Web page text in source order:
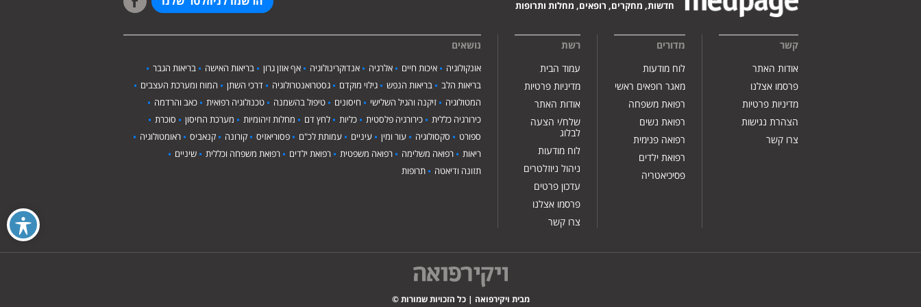
חדשות, מחקרים, רופאים, מחלות ותרופות
קשר
אודות האתר
פרסמו אצלנו
מדיניות פרטיות
הצהרת נגישות
צרו קשר
מדורים
לוח מודעות
מאגר רופאים ראשי
רפואת משפחה
רפואת נשים
רפואה פנימית
רפואת ילדים
פסיכיאטריה
רשת
עמוד הבית
מדיניות פרטיות
אודות האתר
שלח/י הצעה
לבלוג
לוח מודעות
ניהול ניוזלטרים
עדכון פרטים
פרסמו אצלנו
צרו קשר
נושאים
אונקולוגיה איכות חיים אלרגיה אנדוקרינולוגיה אף אוזן גרון בריאות האישה
בריאות הגבר
בריאות הלב
בריאות הנפש גילוי מוקדם גסטרואנטרולוגיה דרכי השתן
המוח ומערכת העצבים
המטולוגיה
זיקנה והגיל השלישי חיסונים טיפול בהשמנה טכנולוגיה רפואית
כאב והרדמה
כירורגיה כללית
כירורגיה פלסטית כליות לחץ דם מחלות זיהומיות מערכת החיסון
סוכרת
ספורט
סקסולוגיה עור ומין עיניים עמותת לכ"ם פסוריאזיס קורונה קנאביס
ראומטולוגיה
ריאות
רפואה משלימה רפואה משפטית רפואת ילדים רפואת משפחה וכללית
שיניים
תזונה ודיאטה
תרופות
מבית ויקירפואה | כל הזכויות שמורות ©